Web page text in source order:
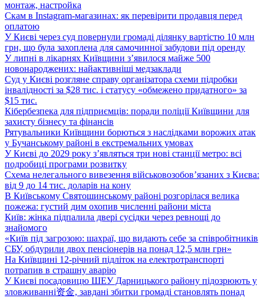
монтаж, настройка
Скам в Instagram-магазинах: як перевірити продавця перед
оплатою
У Києві через суд повернули громаді ділянку вартістю 10 млн
грн, що була захоплена для самочинної забудови під оренду
У липні в лікарнях Київщини з’явилося майже 500
новонароджених: найактивніші медзаклади
Суд у Києві розгляне справу організатора схеми підробки
інвалідності за $28 тис. і статусу «обмежено придатного» за
$15 тис.
Кібербезпека для підприємців: поради поліції Київщини для
захисту бізнесу та фінансів
Рятувальники Київщини борються з наслідками ворожих атак
у Бучанському районі в екстремальних умовах
У Києві до 2029 року з’являться три нові станції метро: всі
подробиці програми розвитку
Схема нелегального вивезення військовозобов’язаних з Києва:
від 9 до 14 тис. доларів на кону
В Київському Святошинському районі розгорілася велика
пожежа: густий дим охопив численні райони міста
Київ: жінка підпалила двері сусідки через ревнощі до
знайомого
«Київ під загрозою: шахраї, що видають себе за співробітників
СБУ, обдурили двох пенсіонерів на понад 12,5 млн грн»
На Київщині 12-річний підліток на електротранспорті
потрапив в страшну аварію
У Києві посадовицю ШЕУ Дарницького району підозрюють у
зловживанні资金, завдані збитки громаді становлять понад